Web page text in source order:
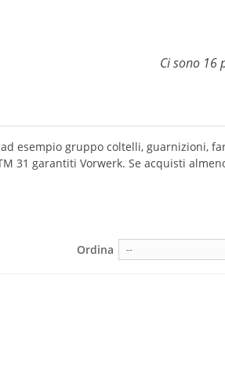
Ci sono 16
esempio gruppo coltelli, guarnizioni,
31 garantiti Vorwerk. Se acquisti
Ordina --